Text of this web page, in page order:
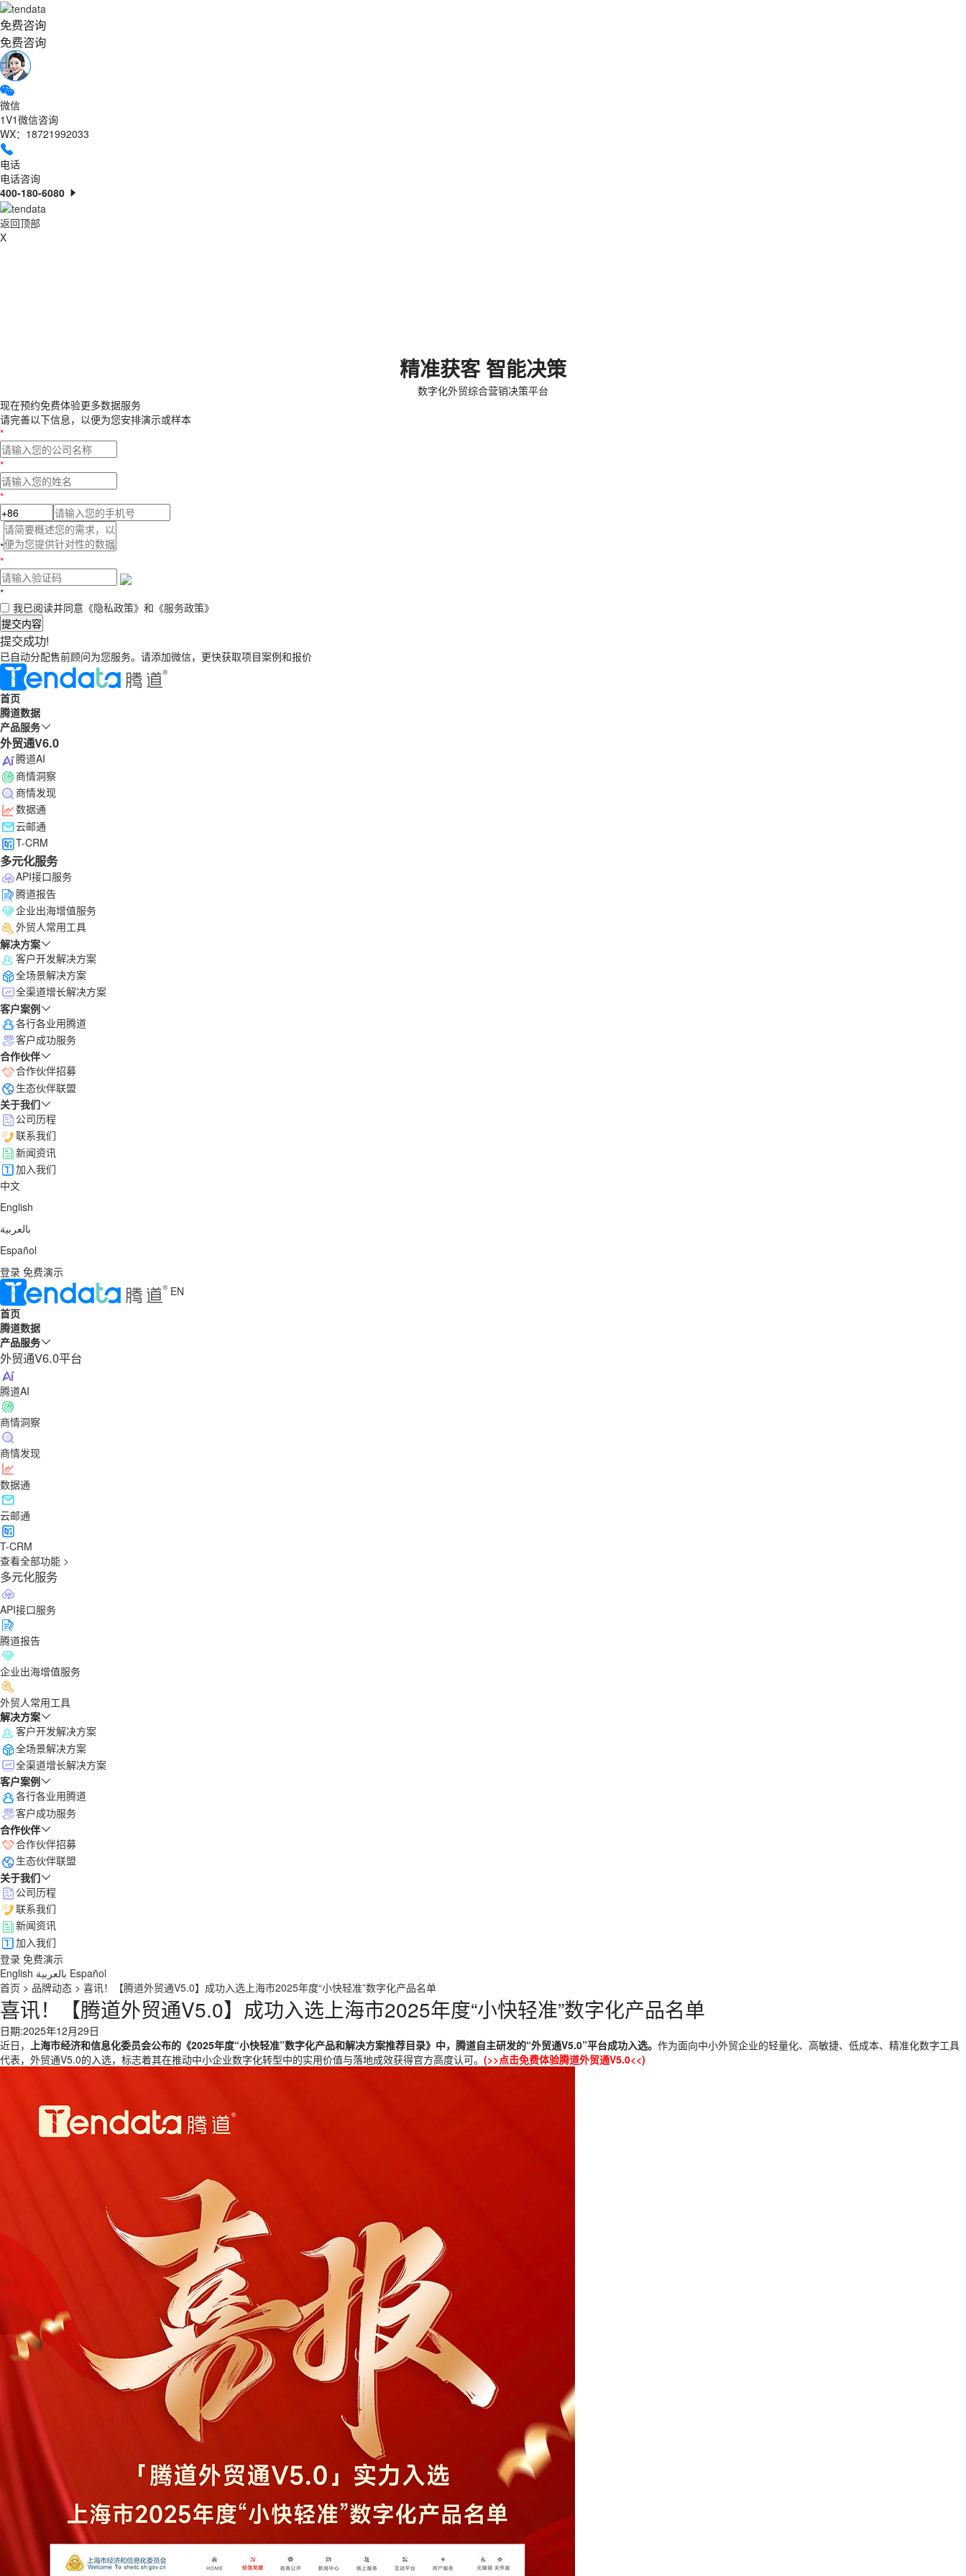
免费咨询
免费咨询
微信
1V1微信咨询
WX：18721992033
电话
电话咨询
400-180-6080
返回顶部
X
精准获客 智能决策
数字化外贸综合营销决策平台
现在预约免费体验更多数据服务
请完善以下信息，以便为您安排演示或样本
*
*
*
*
*
*
我已阅读并同意 《隐私政策》 和 《服务政策》
提交内容
提交成功!
已自动分配售前顾问为您服务。请添加微信，更快获取项目案例和报价
首页
腾道数据
产品服务
外贸通V6.0
腾道AI
商情洞察
商情发现
数据通
云邮通
T-CRM
多元化服务
API接口服务
腾道报告
企业出海增值服务
外贸人常用工具
解决方案
客户开发解决方案
全场景解决方案
全渠道增长解决方案
客户案例
各行各业用腾道
客户成功服务
合作伙伴
合作伙伴招募
生态伙伴联盟
关于我们
公司历程
联系我们
新闻资讯
加入我们
中文
English
بالعربية
Español
登录 免费演示
EN
首页
腾道数据
产品服务
外贸通V6.0平台
腾道AI
商情洞察
商情发现
数据通
云邮通
T-CRM
查看全部功能 >
多元化服务
API接口服务
腾道报告
企业出海增值服务
外贸人常用工具
解决方案
客户开发解决方案
全场景解决方案
全渠道增长解决方案
客户案例
各行各业用腾道
客户成功服务
合作伙伴
合作伙伴招募
生态伙伴联盟
关于我们
公司历程
联系我们
新闻资讯
加入我们
登录 免费演示
English بالعربية Español
首页 > 品牌动态 > 喜讯！【腾道外贸通V5.0】成功入选上海市2025年度“小快轻准”数字化产品名单
喜讯！【腾道外贸通V5.0】成功入选上海市2025年度“小快轻准”数字化产品名单
日期:2025年12月29日
近日， 上海市经济和信息化委员会公布的《2025年度“小快轻准”数字化产品和解决方案推荐目录》中，腾道自主研发的“外贸通V5.0”平台成功入选。 作为面向中小外贸企业的轻量化、高敏捷、低成本、精准化数字工具
代表，外贸通V5.0的入选，标志着其在推动中小企业数字化转型中的实用价值与落地成效获得官方高度认可。 (>>点击免费体验腾道外贸通V5.0<<)